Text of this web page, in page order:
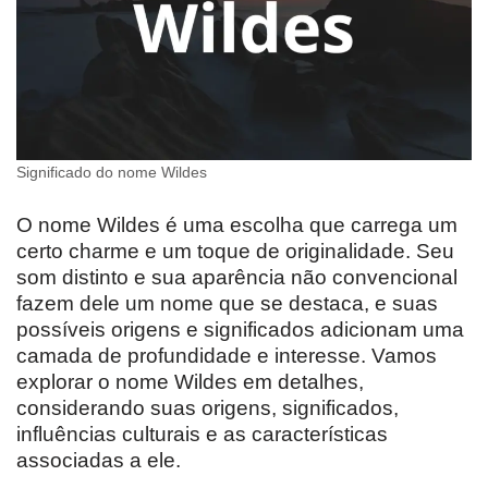
Significado do nome Wildes
O nome Wildes é uma escolha que carrega um
certo charme e um toque de originalidade. Seu
som distinto e sua aparência não convencional
fazem dele um nome que se destaca, e suas
possíveis origens e significados adicionam uma
camada de profundidade e interesse. Vamos
explorar o nome Wildes em detalhes,
considerando suas origens, significados,
influências culturais e as características
associadas a ele.